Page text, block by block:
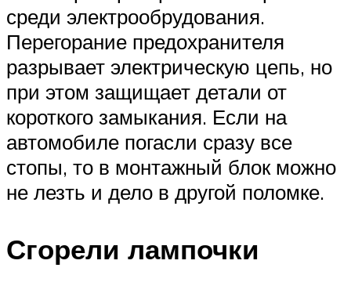
среди электрообрудования.
Перегорание предохранителя
разрывает электрическую цепь, но
при этом защищает детали от
короткого замыкания. Если на
автомобиле погасли сразу все
стопы, то в монтажный блок можно
не лезть и дело в другой поломке.
Сгорели лампочки